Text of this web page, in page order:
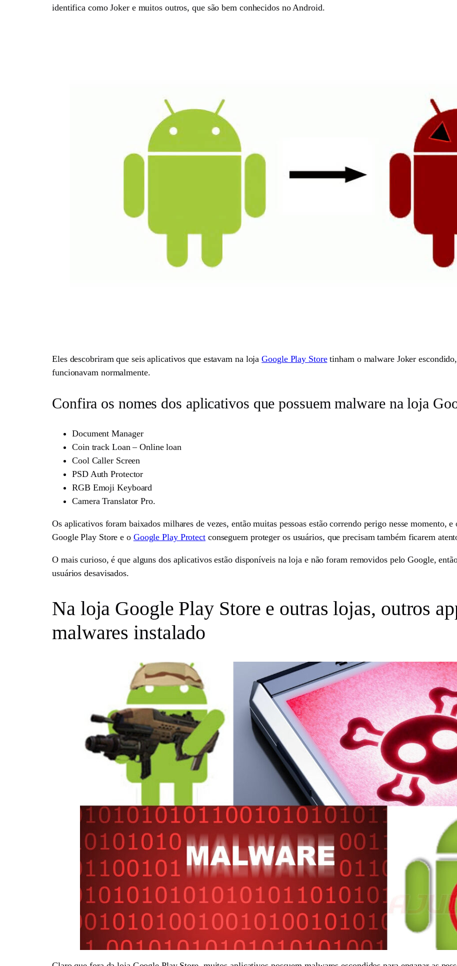
identifica como Joker e muitos outros, que são bem conhecidos no Android.
Eles descobriram que seis aplicativos que estavam na lojaGoogle Play Storetinham o malware Joker
funcionavam normalmente.
Confira os nomes dos aplicativos que possuem malware na loja
Document Manager
Coin track Loan – Online loan
Cool Caller Screen
PSD Auth Protector
RGB Emoji Keyboard
Camera Translator Pro.
Os aplicativos foram baixados milhares de vezes, então muitas pessoas estão correndo perigo nesse momento,
Google Play Store e o Google Play Protectconseguem proteger os usuários, que precisam também ficarem
O mais curioso, é que alguns dos aplicativos estão disponíveis na loja e não foram removidos pelo Google,
usuários desavisados.
Na loja Google Play Store e outras lojas, outros
malwares instalado